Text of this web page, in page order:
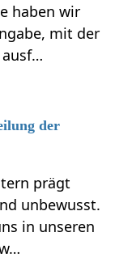
haben wir
mit der
der
prägt
unbewusst.
in unseren